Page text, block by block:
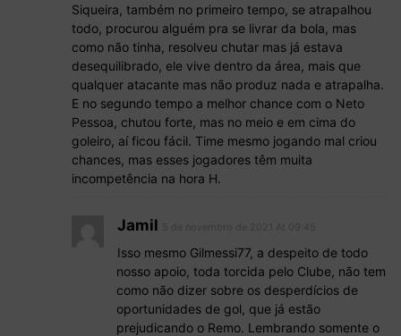
Siqueira, também no primeiro tempo, se atrapalhou
todo, procurou alguém pra se livrar da bola, mas
como não tinha, resolveu chutar mas já estava
desequilibrado, ele vive dentro da área, mais que
qualquer atacante mas não produz nada e atrapalha.
E no segundo tempo a melhor chance com o Neto
Pessoa, chutou forte, mas no meio e em cima do
goleiro, aí ficou fácil. Time mesmo jogando mal criou
chances, mas esses jogadores têm muita
incompetência na hora H.
Jamil
Isso mesmo Gilmessi77, a despeito de todo
nosso apoio, toda torcida pelo Clube, não tem
como não dizer sobre os desperdícios de
oportunidades de gol, que já estão
prejudicando o Remo. Lembrando somente o